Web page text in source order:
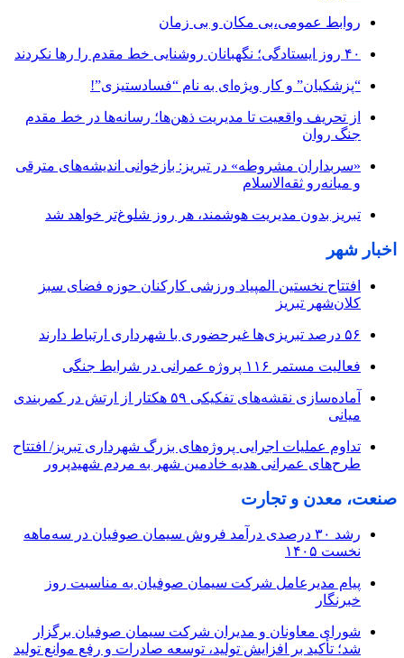
روابط عمومی،بی مکان و بی زمان
۴۰ روز ایستادگی؛ نگهبانان روشنایی خط مقدم را رها نکردند
“پزشکیان” و کار ویژه‌ای به نام “فسادستیزی”!
از تحریف واقعیت تا مدیریت ذهن‌ها؛ رسانه‌ها در خط مقدم
جنگ روان
«سربداران مشروطه» در تبریز: بازخوانی اندیشه‌های مترقی
و میانه‌رو ثقه‌الاسلام
تبریز بدون مدیریت هوشمند، هر روز شلوغ‌تر خواهد شد
اخبار شهر
افتتاح نخستین المپیاد ورزشی کارکنان حوزه فضای سبز
کلان‌شهر تبریز
۵۶ درصد تبریزی‌ها غیرحضوری با شهرداری ارتباط دارند
فعالیت مستمر ۱۱۶ پروژه عمرانی در شرایط جنگی
آماده‌سازی نقشه‌های تفکیکی ۵۹ هکتار از ارتش در کمربندی
میانی
تداوم عملیات اجرایی پروژه‌های بزرگ شهرداری تبریز/ افتتاح
طرح‌های عمرانی هدیه خادمین شهر به مردم شهیدپرور
صنعت، معدن و تجارت
رشد ۳۰ درصدی درآمد فروش سیمان صوفیان در سه‌ماهه
نخست ۱۴۰۵
پیام مدیرعامل شرکت سیمان صوفیان به مناسبت روز
خبرنگار
شورای معاونان و مدیران شرکت سیمان صوفیان برگزار
شد؛ تأکید بر افزایش تولید، توسعه صادرات و رفع موانع تولید